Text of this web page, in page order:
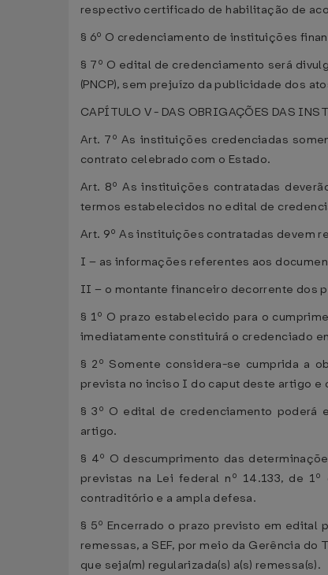
respectivo certificado de habilitação de
§ 6º O credenciamento de instituições
§ 7º O edital de credenciamento será
(PNCP), sem prejuízo da publicidade dos
CAPÍTULO V - DAS OBRIGAÇÕES DAS
Art. 7º As instituições credenciadas
contrato celebrado com o Estado.
Art. 8º As instituições contratadas
termos estabelecidos no edital de
Art. 9º As instituições contratadas devem
I – as informações referentes aos
II – o montante financeiro decorrente dos
§ 1º O prazo estabelecido para o
imediatamente constituirá o credenciado
§ 2º Somente considera-se cumprida a
prevista no inciso I do caput deste artigo
§ 3º O edital de credenciamento poderá
artigo.
§ 4º O descumprimento das
previstas na Lei federal nº 14.133, de
contraditório e a ampla defesa.
§ 5º Encerrado o prazo previsto em
remessas, a SEF, por meio da Gerência
que seja(m) regularizada(s) a(s) remessa(s).